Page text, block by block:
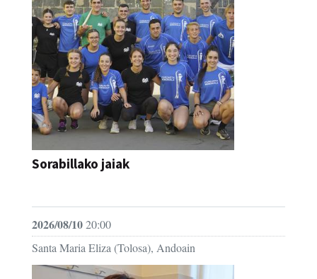
Sorabillako jaiak
2026/08/1020:00
Santa Maria Eliza (Tolosa), Andoain